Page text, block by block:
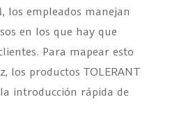
los empleados manejan
en los que hay que
Para mapear esto
los productos TOLERANT
introducción rápida de